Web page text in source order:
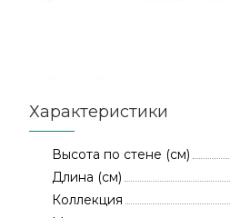
Характеристики
Высота по стене (см)
Длина (см)
Коллекция